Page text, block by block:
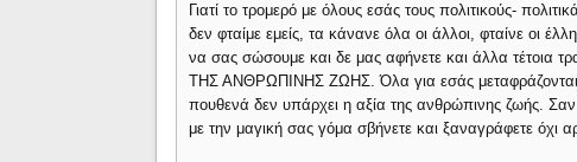
Γιατί το τρομερό με όλους εσάς τους πολιτικούς-
δεν φταίμε εμείς, τα κάνανε όλα οι άλλοι, φταίνε οι
να σας σώσουμε και δε μας αφήνετε και άλλα τέτοια
ΤΗΣ ΑΝΘΡΩΠΙΝΗΣ ΖΩΗΣ. Όλα για εσάς μεταφράζονται
πουθενά δεν υπάρχει η αξία της ανθρώπινης ζωής. Σαν
με την μαγική σας γόμα σβήνετε και ξαναγράφετε